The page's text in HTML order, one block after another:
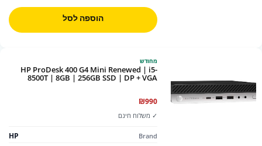
הוספה לסל
מחודש
HP ProDesk 400 G4 Mini Renewed | i5-
8500T | 8GB | 256GB SSD | DP + VGA
₪990
✓ משלוח חינם
Brand
HP